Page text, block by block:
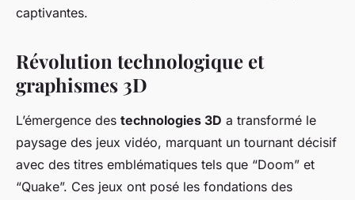
captivantes.
Révolution technologique et
graphismes 3D
L’émergence des technologies 3D a transformé le
paysage des jeux vidéo, marquant un tournant décisif
avec des titres emblématiques tels que “Doom” et
“Quake”. Ces jeux ont posé les fondations des